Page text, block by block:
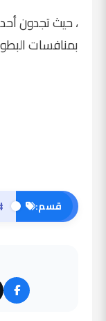
، حيث تجدون
بمنافسات
قسم: